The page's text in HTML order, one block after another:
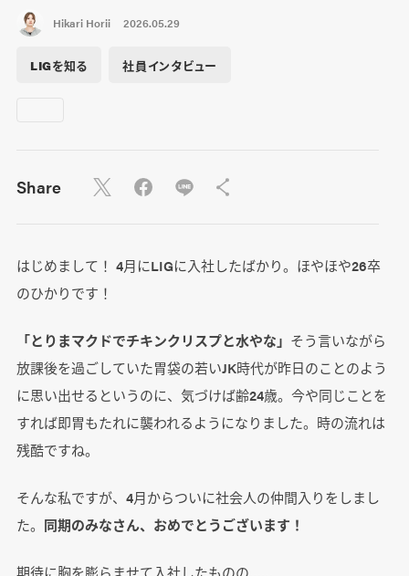
Hikari Horii 2026.05.29
LIGを知る 社員インタビュー
Share
はじめまして！ 4月にLIGに入社したばかり。ほやほや26卒
のひかりです！
「とりまマクドでチキンクリスプと水やな」 そう言いながら
放課後を過ごしていた胃袋の若いJK時代が昨日のことのよう
に思い出せるというのに、気づけば齢24歳。今や同じことを
すれば即胃もたれに襲われるようになりました。時の流れは
残酷ですね。
そんな私ですが、4月からついに社会人の仲間入りをしまし
た。 同期のみなさん、おめでとうございます！